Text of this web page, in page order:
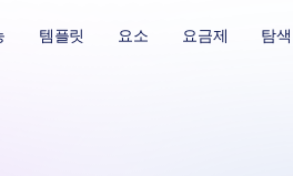
템플릿 요소 요금제 탐색